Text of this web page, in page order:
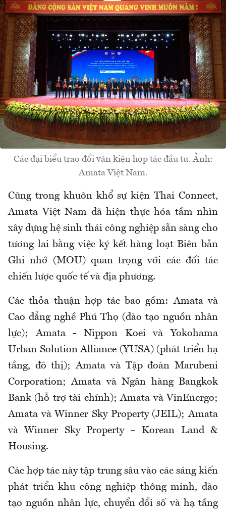
Các đại biểu trao đổi văn kiện hợp tác đầu tư. Ảnh:
Amata Việt Nam.
Cũng trong khuôn khổ sự kiện Thai Connect,
Amata Việt Nam đã hiện thực hóa tầm nhìn
xây dựng hệ sinh thái công nghiệp sẵn sàng cho
tương lai bằng việc ký kết hàng loạt Biên bản
Ghi nhớ (MOU) quan trọng với các đối tác
chiến lược quốc tế và địa phương.
Các thỏa thuận hợp tác bao gồm: Amata và
Cao đẳng nghề Phú Thọ (đào tạo nguồn nhân
lực); Amata - Nippon Koei và Yokohama
Urban Solution Alliance (YUSA) (phát triển hạ
tầng, đô thị); Amata và Tập đoàn Marubeni
Corporation; Amata và Ngân hàng Bangkok
Bank (hỗ trợ tài chính); Amata và VinEnergo;
Amata và Winner Sky Property (JEIL); Amata
và Winner Sky Property – Korean Land &
Housing.
Các hợp tác này tập trung sâu vào các sáng kiến
phát triển khu công nghiệp thông minh, đào
tạo nguồn nhân lực, chuyển đổi số và hạ tầng